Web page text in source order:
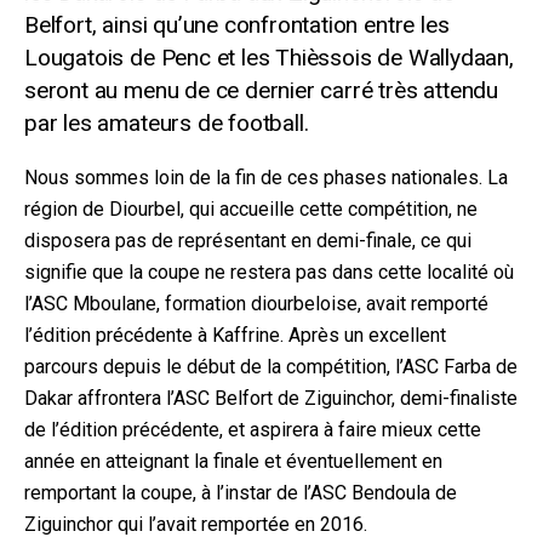
Belfort, ainsi qu’une confrontation entre les
Lougatois de Penc et les Thièssois de Wallydaan,
seront au menu de ce dernier carré très attendu
par les amateurs de football.
Nous sommes loin de la fin de ces phases nationales. La
région de Diourbel, qui accueille cette compétition, ne
disposera pas de représentant en demi-finale, ce qui
signifie que la coupe ne restera pas dans cette localité où
l’ASC Mboulane, formation diourbeloise, avait remporté
l’édition précédente à Kaffrine. Après un excellent
parcours depuis le début de la compétition, l’ASC Farba de
Dakar affrontera l’ASC Belfort de Ziguinchor, demi-finaliste
de l’édition précédente, et aspirera à faire mieux cette
année en atteignant la finale et éventuellement en
remportant la coupe, à l’instar de l’ASC Bendoula de
Ziguinchor qui l’avait remportée en 2016.